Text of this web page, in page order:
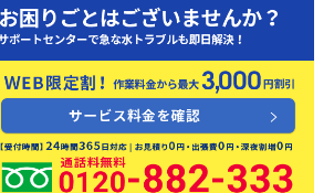
0120-882-333